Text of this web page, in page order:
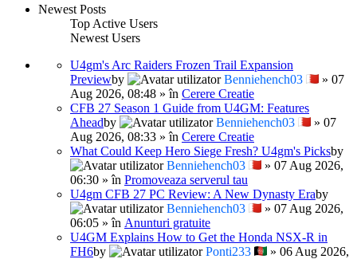
Newest Posts
Top Active Users
Newest Users
U4gm's Arc Raiders Frozen Trail Expansion
Previewby Benniehench03
» 07
Aug 2026, 08:48 » în Cerere Creatie
CFB 27 Season 1 Guide from U4GM: Features
Aheadby Benniehench03
» 07
Aug 2026, 08:33 » în Cerere Creatie
What Could Keep Hero Siege Fresh? U4gm's Picksby
Benniehench03
» 07 Aug 2026,
06:30 » în Promoveaza serverul tau
U4gm CFB 27 PC Review: A New Dynasty Eraby
Benniehench03
» 07 Aug 2026,
06:05 » în Anunturi gratuite
U4GM Explains How to Get the Honda NSX-R in
FH6by Ponti233
» 06 Aug 2026,